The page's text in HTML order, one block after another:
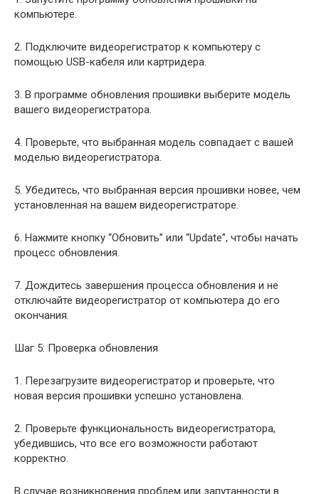
компьютере.
2. Подключите видеорегистратор к компьютеру с
помощью USB-кабеля или картридера.
3. В программе обновления прошивки выберите модель
вашего видеорегистратора.
4. Проверьте, что выбранная модель совпадает с вашей
моделью видеорегистратора.
5. Убедитесь, что выбранная версия прошивки новее, чем
установленная на вашем видеорегистраторе.
6. Нажмите кнопку “Обновить” или “Update”, чтобы начать
процесс обновления.
7. Дождитесь завершения процесса обновления и не
отключайте видеорегистратор от компьютера до его
окончания.
Шаг 5: Проверка обновления
1. Перезагрузите видеорегистратор и проверьте, что
новая версия прошивки успешно установлена.
2. Проверьте функциональность видеорегистратора,
убедившись, что все его возможности работают
корректно.
В случае возникновения проблем или запутанности в